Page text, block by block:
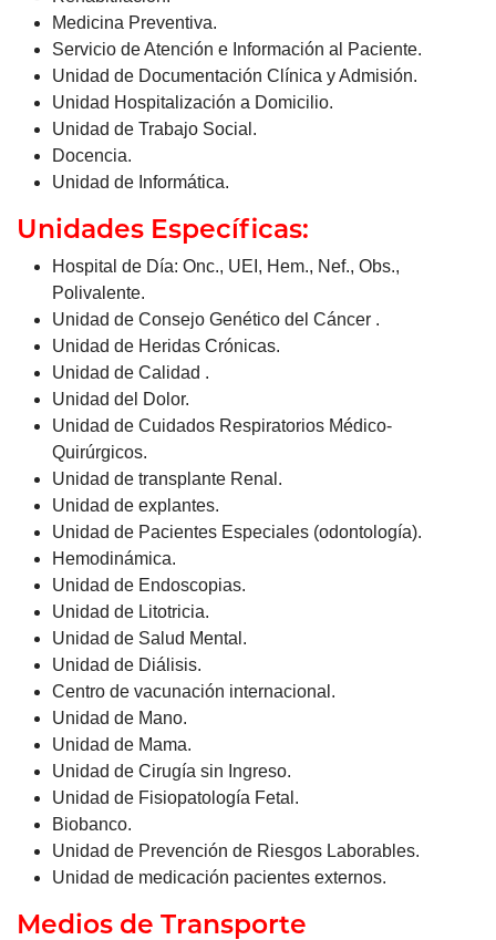
Medicina Preventiva.
Servicio de Atención e Información al Paciente.
Unidad de Documentación Clínica y Admisión.
Unidad Hospitalización a Domicilio.
Unidad de Trabajo Social.
Docencia.
Unidad de Informática.
Unidades Específicas:
Hospital de Día: Onc., UEI, Hem., Nef., Obs.,
Polivalente.
Unidad de Consejo Genético del Cáncer .
Unidad de Heridas Crónicas.
Unidad de Calidad .
Unidad del Dolor.
Unidad de Cuidados Respiratorios Médico-
Quirúrgicos.
Unidad de transplante Renal.
Unidad de explantes.
Unidad de Pacientes Especiales (odontología).
Hemodinámica.
Unidad de Endoscopias.
Unidad de Litotricia.
Unidad de Salud Mental.
Unidad de Diálisis.
Centro de vacunación internacional.
Unidad de Mano.
Unidad de Mama.
Unidad de Cirugía sin Ingreso.
Unidad de Fisiopatología Fetal.
Biobanco.
Unidad de Prevención de Riesgos Laborables.
Unidad de medicación pacientes externos.
Medios de Transporte